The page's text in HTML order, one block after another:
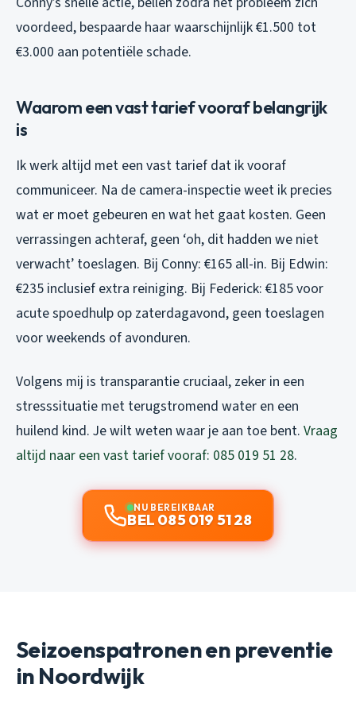
voordeed, bespaarde haar waarschijnlijk €1.500 tot
€3.000 aan potentiële schade.
Waarom een vast tarief vooraf belangrijk
is
Ik werk altijd met een vast tarief dat ik vooraf
communiceer. Na de camera-inspectie weet ik precies
wat er moet gebeuren en wat het gaat kosten. Geen
verrassingen achteraf, geen ‘oh, dit hadden we niet
verwacht’ toeslagen. Bij Conny: €165 all-in. Bij Edwin:
€235 inclusief extra reiniging. Bij Federick: €185 voor
acute spoedhulp op zaterdagavond, geen toeslagen
voor weekends of avonduren.
Volgens mij is transparantie cruciaal, zeker in een
stresssituatie met terugstromend water en een
huilend kind. Je wilt weten waar je aan toe bent. Vraag
altijd naar een vast tarief vooraf: 085 019 51 28.
NU BEREIKBAAR
BEL 085 019 51 28
Seizoenspatronen en preventie
in Noordwijk